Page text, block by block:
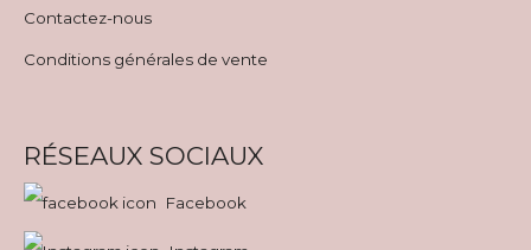
Contactez-nous
Conditions générales de vente
RÉSEAUX SOCIAUX
Facebook